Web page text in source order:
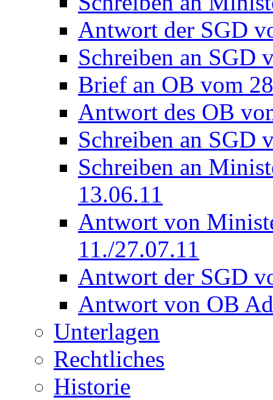
Antwort der SGD
Schreiben an SGD
Brief an OB vom
Antwort des OB
Schreiben an SGD
Schreiben an
13.06.11
Antwort von
11./27.07.11
Antwort der SGD
Antwort von OB
Unterlagen
Rechtliches
Historie